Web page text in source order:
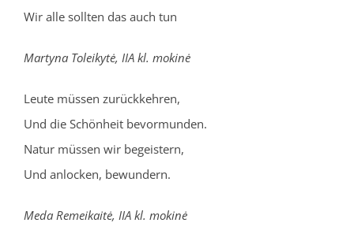
Wir alle sollten das auch tun
Martyna Toleikytė, IIA kl. mokinė
Leute müssen zurückkehren,
Und die Schönheit bevormunden.
Natur müssen wir begeistern,
Und anlocken, bewundern.
Meda Remeikaitė, IIA kl. mokinė